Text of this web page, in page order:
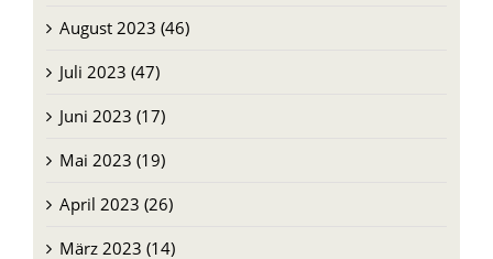
Juli 2023 (47)
Juni 2023 (17)
Mai 2023 (19)
April 2023 (26)
März 2023 (14)
Februar 2023 (9)